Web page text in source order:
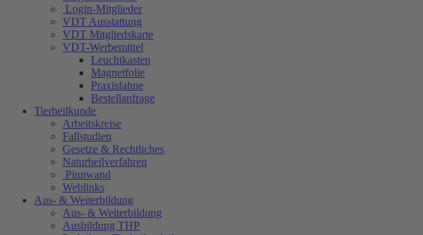
Login-Mitglieder
VDT Ausstattung
VDT Mitgliedskarte
VDT-Werbemittel
Leuchtkasten
Magnetfolie
Praxisfahne
Bestellanfrage
Tierheilkunde
Arbeitskreise
Fallstudien
Gesetze & Rechtliches
Naturheilverfahren
Pinnwand
Weblinks
Aus- & Weiterbildung
Aus- & Weiterbildung
Ausbildung THP